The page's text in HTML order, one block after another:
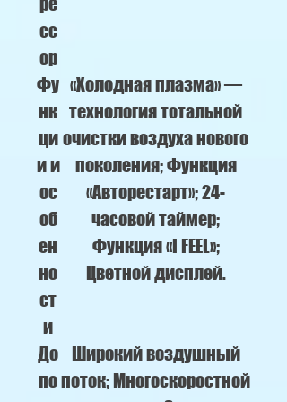
сс
ор
Фу
нк
ци
и и
ос
об
ен
но
ст
и
«Холодная плазма» —
технология тотальной
очистки воздуха нового
поколения; Функция
«Авторестарт»; 24-
часовой таймер;
Функция «I FEEL»;
Цветной дисплей.
До
по
Широкий воздушный
поток; Многоскоростной